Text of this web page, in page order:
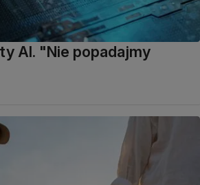
AI. "Nie popadajmy